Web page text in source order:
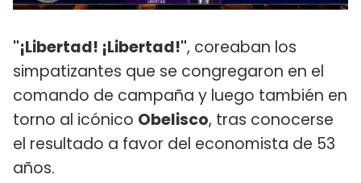
"¡Libertad! ¡Libertad!", coreaban los
simpatizantes que se congregaron en el
comando de campaña y luego también en
torno al icónico Obelisco, tras conocerse
el resultado a favor del economista de 53
años.